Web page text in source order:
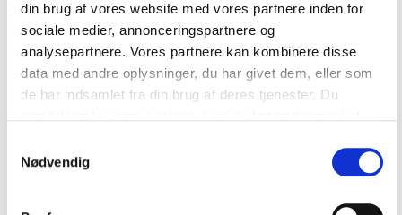
din brug af vores website med vores partnere inden for
sociale medier, annonceringspartnere og
analysepartnere. Vores partnere kan kombinere disse
data med andre oplysninger, du har givet dem, eller som
de har indsamlet fra din brug af deres tjenester. Du
privatlivspolitik
kan du finde mere information om vores
Nødvendig
Im Fleggaard Konzern haben wir eine lange
Tradition mit Ausbildungsberufen in all unseren
Geschäftsbereichen. Als Auszubildender in einem
Unternehmen des Fleggaard Konzerns beginnt
deine berufliche Laufbahn in einem vielseitigen und
Personals, sowohl während der Ausbildung als auch
in den allermeisten Fällen auch nach dem Abschluss.
Viele unserer ehemaligen Auszubildenden sind noch